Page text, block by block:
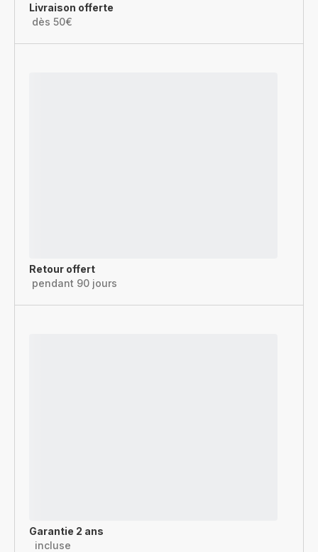
Livraison offerte
dès 50€
Retour offert
pendant 90 jours
Garantie 2 ans
incluse